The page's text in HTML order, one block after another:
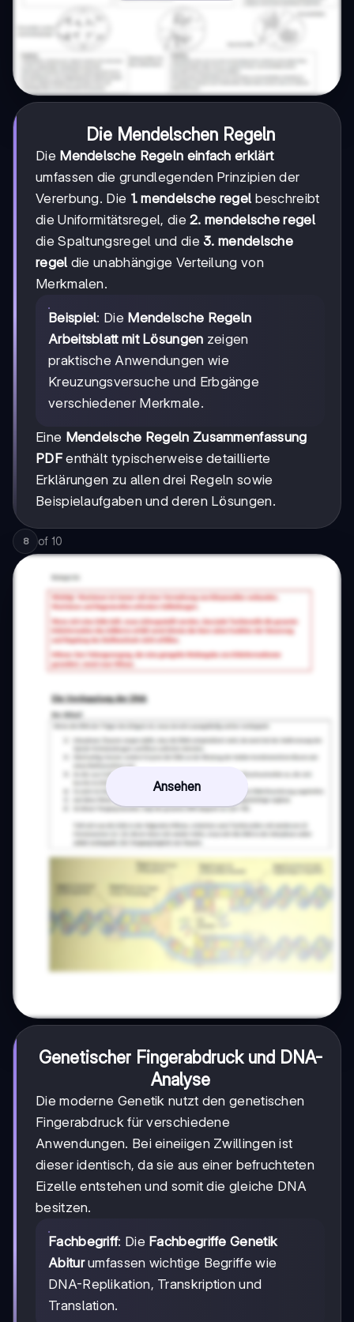
Die Mendelschen Regeln
Die Mendelsche Regeln einfach erklärt
umfassen die grundlegenden Prinzipien der
Vererbung. Die 1. mendelsche regel beschreibt
die Uniformitätsregel, die2. mendelsche regel
die Spaltungsregel und die3. mendelsche
regel die unabhängige Verteilung von
Merkmalen.
Beispiel: Die Mendelsche Regeln
Arbeitsblatt mit Lösungen zeigen
praktische Anwendungen wie
Kreuzungsversuche und Erbgänge
verschiedener Merkmale.
Eine Mendelsche Regeln Zusammenfassung
PDFenthält typischerweise detaillierte
Erklärungen zu allen drei Regeln sowie
Beispielaufgaben und deren Lösungen.
8 of 10
Ansehen
Genetischer Fingerabdruck und DNA-
Analyse
Die moderne Genetik nutzt den genetischen
Fingerabdruck für verschiedene
Anwendungen. Bei eineiigen Zwillingen ist
dieser identisch, da sie aus einer befruchteten
Eizelle entstehen und somit die gleiche DNA
besitzen.
Fachbegriff: Die Fachbegriffe Genetik
Abiturumfassen wichtige Begriffe wie
DNA-Replikation, Transkription und
Translation.